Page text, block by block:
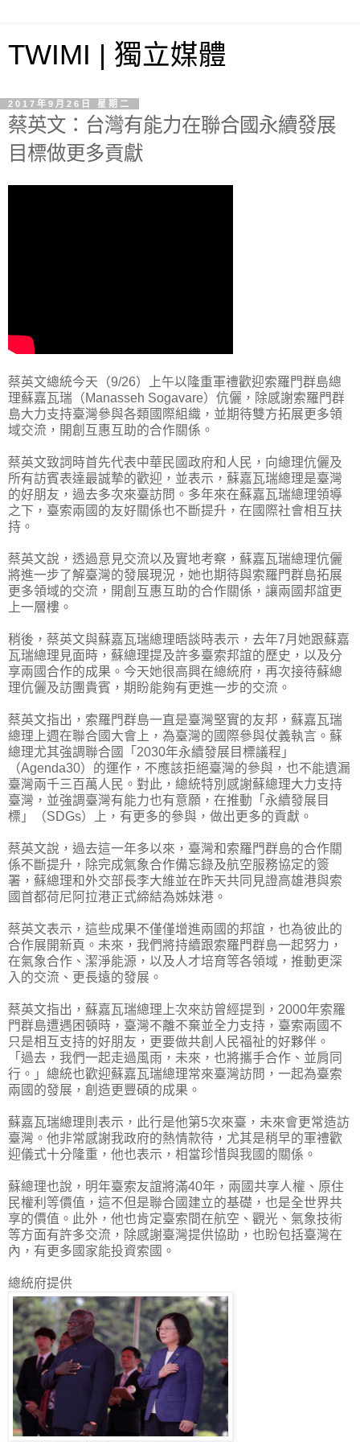
TWIMI | 獨立媒體
2017年9月26日 星期二
蔡英文：台灣有能力在聯合國永續發展
目標做更多貢獻
蔡英文總統今天（9/26）上午以隆重軍禮歡迎索羅門群島總
理蘇嘉瓦瑞（Manasseh Sogavare）伉儷，除感謝索羅門群
島大力支持臺灣參與各類國際組織，並期待雙方拓展更多領
域交流，開創互惠互助的合作關係。
蔡英文致詞時首先代表中華民國政府和人民，向總理伉儷及
所有訪賓表達最誠摯的歡迎，並表示，蘇嘉瓦瑞總理是臺灣
的好朋友，過去多次來臺訪問。多年來在蘇嘉瓦瑞總理領導
之下，臺索兩國的友好關係也不斷提升，在國際社會相互扶
持。
蔡英文說，透過意見交流以及實地考察，蘇嘉瓦瑞總理伉儷
將進一步了解臺灣的發展現況，她也期待與索羅門群島拓展
更多領域的交流，開創互惠互助的合作關係，讓兩國邦誼更
上一層樓。
稍後，蔡英文與蘇嘉瓦瑞總理晤談時表示，去年7月她跟蘇嘉
瓦瑞總理見面時，蘇總理提及許多臺索邦誼的歷史，以及分
享兩國合作的成果。今天她很高興在總統府，再次接待蘇總
理伉儷及訪團貴賓，期盼能夠有更進一步的交流。
蔡英文指出，索羅門群島一直是臺灣堅實的友邦，蘇嘉瓦瑞
總理上週在聯合國大會上，為臺灣的國際參與仗義執言。蘇
總理尤其強調聯合國「2030年永續發展目標議程」
（Agenda30）的運作，不應該拒絕臺灣的參與，也不能遺漏
臺灣兩千三百萬人民。對此，總統特別感謝蘇總理大力支持
臺灣，並強調臺灣有能力也有意願，在推動「永續發展目
標」（SDGs）上，有更多的參與，做出更多的貢獻。
蔡英文說，過去這一年多以來，臺灣和索羅門群島的合作關
係不斷提升，除完成氣象合作備忘錄及航空服務協定的簽
署，蘇總理和外交部長李大維並在昨天共同見證高雄港與索
國首都荷尼阿拉港正式締結為姊妹港。
蔡英文表示，這些成果不僅僅增進兩國的邦誼，也為彼此的
合作展開新頁。未來，我們將持續跟索羅門群島一起努力，
在氣象合作、潔淨能源，以及人才培育等各領域，推動更深
入的交流、更長遠的發展。
蔡英文指出，蘇嘉瓦瑞總理上次來訪曾經提到，2000年索羅
門群島遭遇困頓時，臺灣不離不棄並全力支持，臺索兩國不
只是相互支持的好朋友，更要做共創人民福祉的好夥伴。
「過去，我們一起走過風雨，未來，也將攜手合作、並肩同
行。」總統也歡迎蘇嘉瓦瑞總理常來臺灣訪問，一起為臺索
兩國的發展，創造更豐碩的成果。
蘇嘉瓦瑞總理則表示，此行是他第5次來臺，未來會更常造訪
臺灣。他非常感謝我政府的熱情款待，尤其是稍早的軍禮歡
迎儀式十分隆重，他也表示，相當珍惜與我國的關係。
蘇總理也說，明年臺索友誼將滿40年，兩國共享人權、原住
民權利等價值，這不但是聯合國建立的基礎，也是全世界共
享的價值。此外，他也肯定臺索間在航空、觀光、氣象技術
等方面有許多交流，除感謝臺灣提供協助，也盼包括臺灣在
內，有更多國家能投資索國。
總統府提供